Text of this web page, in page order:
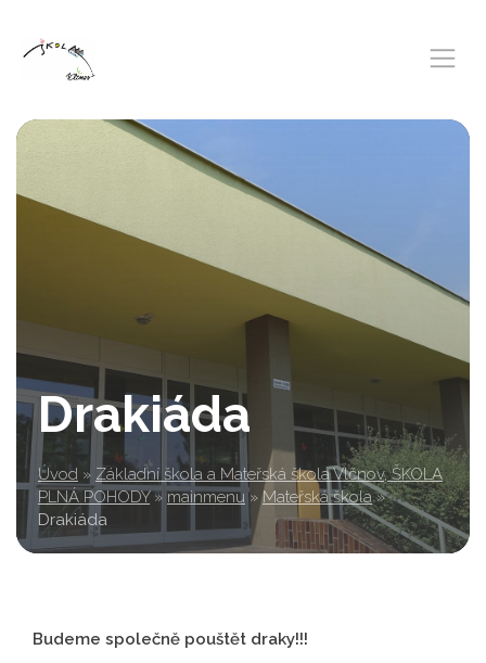
Drakiáda
Úvod » Základní škola a Mateřská škola Vlčnov, ŠKOLA
PLNÁ POHODY » mainmenu » Mateřská škola »
Drakiáda
Budeme společně pouštět draky!!!